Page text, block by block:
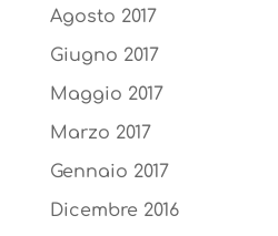
Agosto 2017
Giugno 2017
Maggio 2017
Marzo 2017
Gennaio 2017
Dicembre 2016